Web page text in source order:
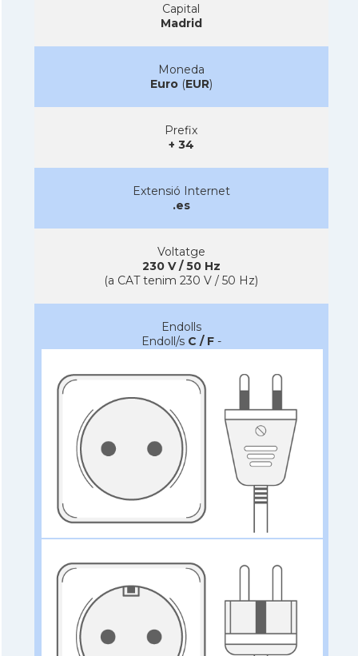
Capital
Madrid
Moneda
Euro(EUR)
Prefix
+ 34
Extensió Internet
.es
Voltatge
230 V / 50 Hz
(a CAT tenim 230 V / 50 Hz)
Endolls
Endoll/s C / F-